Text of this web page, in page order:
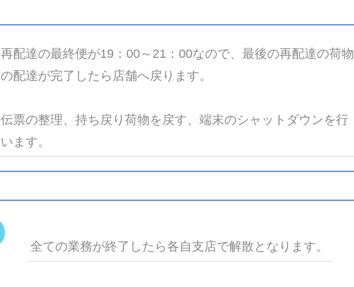
再配達の最終便が19：00～21：00なので、最後の再配達の荷物
の配達が完了したら店舗へ戻ります。
伝票の整理、持ち戻り荷物を戻す、端末のシャットダウンを行
います。
全ての業務が終了したら各自支店で解散となります。